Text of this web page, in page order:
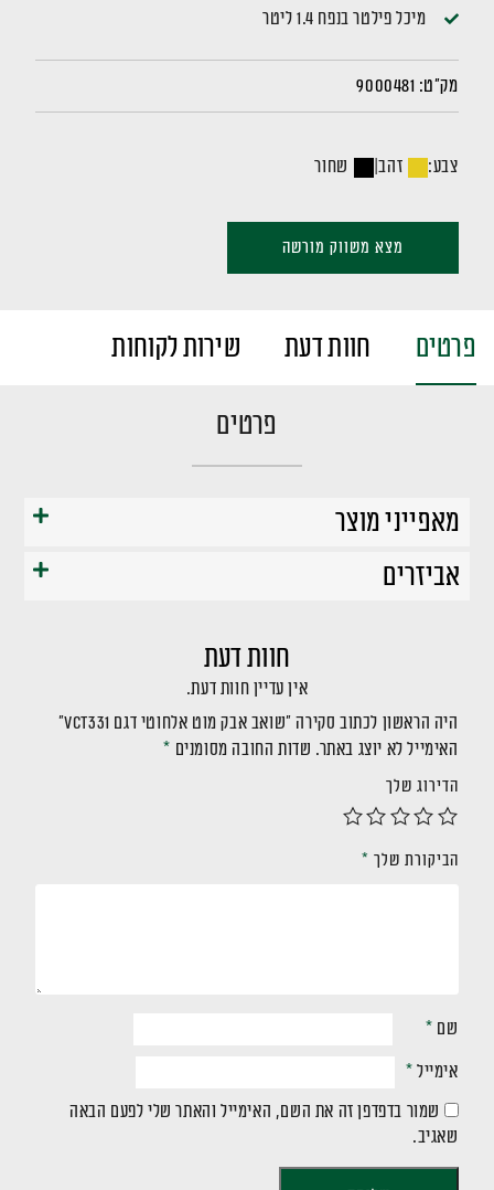
מיכל פילטר בנפח 1.4 ליטר
מק"ט: 9000481
צבע: זהב| שחור
מצא משווק מורשה
פרטים חוות דעת שירות לקוחות
פרטים
מאפייני מוצר
אביזרים
חוות דעת
אין עדיין חוות דעת.
היה הראשון לכתוב סקירה “שואב אבק מוט אלחוטי דגם VCT331”
האימייל לא יוצג באתר. שדות החובה מסומנים *
הדירוג שלך
הביקורת שלך *
שם *
אימייל *
שמור בדפדפן זה את השם, האימייל והאתר שלי לפעם הבאה
שאגיב.